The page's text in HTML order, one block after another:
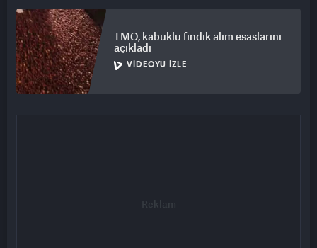
TMO, kabuklu fındık alım esaslarını
açıkladı
VIDEOYU İZLE